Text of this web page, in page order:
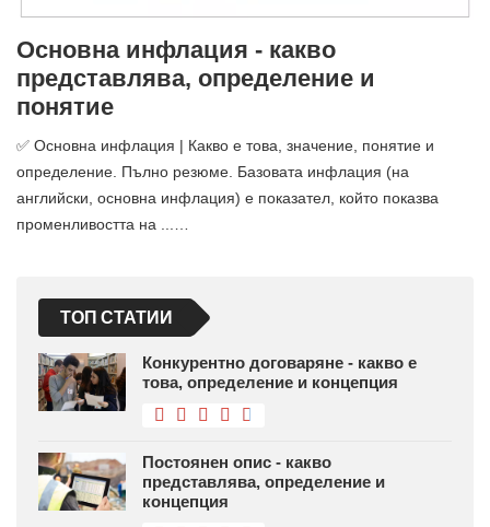
Основна инфлация - какво
представлява, определение и
понятие
✅ Основна инфлация | Какво е това, значение, понятие и
определение. Пълно резюме. Базовата инфлация (на
английски, основна инфлация) е показател, който показва
променливостта на ...…
ТОП СТАТИИ
Конкурентно договаряне - какво е
това, определение и концепция
Постоянен опис - какво
представлява, определение и
концепция